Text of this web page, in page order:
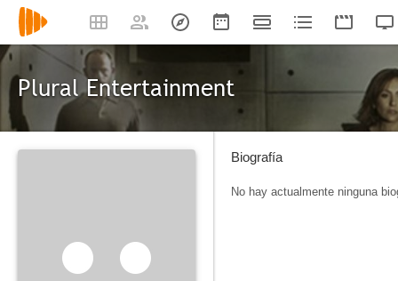
Plural Entertainment
Biografía
No hay actualmente ninguna